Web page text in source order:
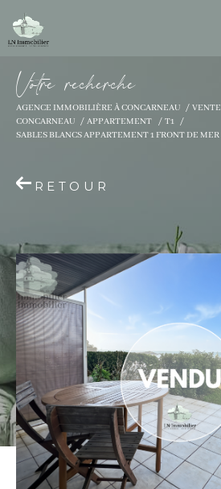
Votre recherche
AGENCE IMMOBILIÈRE À CONCARNEAU VENTE
CONCARNEAU
APPARTEMENT
T1
SABLES BLANCS APPARTEMENT 1 FRONT DE MER
RETOUR
Effectuer une recherche
Vente
Type de bien
Type de bien
Ville
Budget
Budget